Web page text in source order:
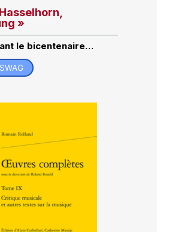
»
le bicentenaire…
SWAG